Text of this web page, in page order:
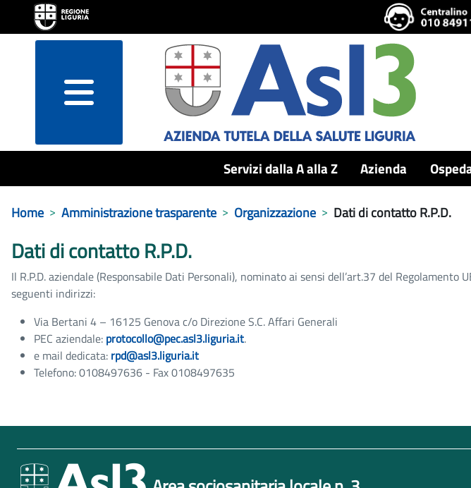
menu
Servizi dalla A alla Z Azienda
Home Amministrazione trasparente Organizzazione Dati di contatto R.P.D.
Dati di contatto R.P.D.
Il R.P.D. aziendale (Responsabile Dati Personali), nominato ai sensi dell’art.37 del
seguenti indirizzi:
Via Bertani 4 – 16125 Genova c/o Direzione S.C. Affari Generali
PEC aziendale: protocollo@pec.asl3.liguria.it.
e mail dedicata: rpd@asl3.liguria.it
Telefono: 0108497636 - Fax 0108497635